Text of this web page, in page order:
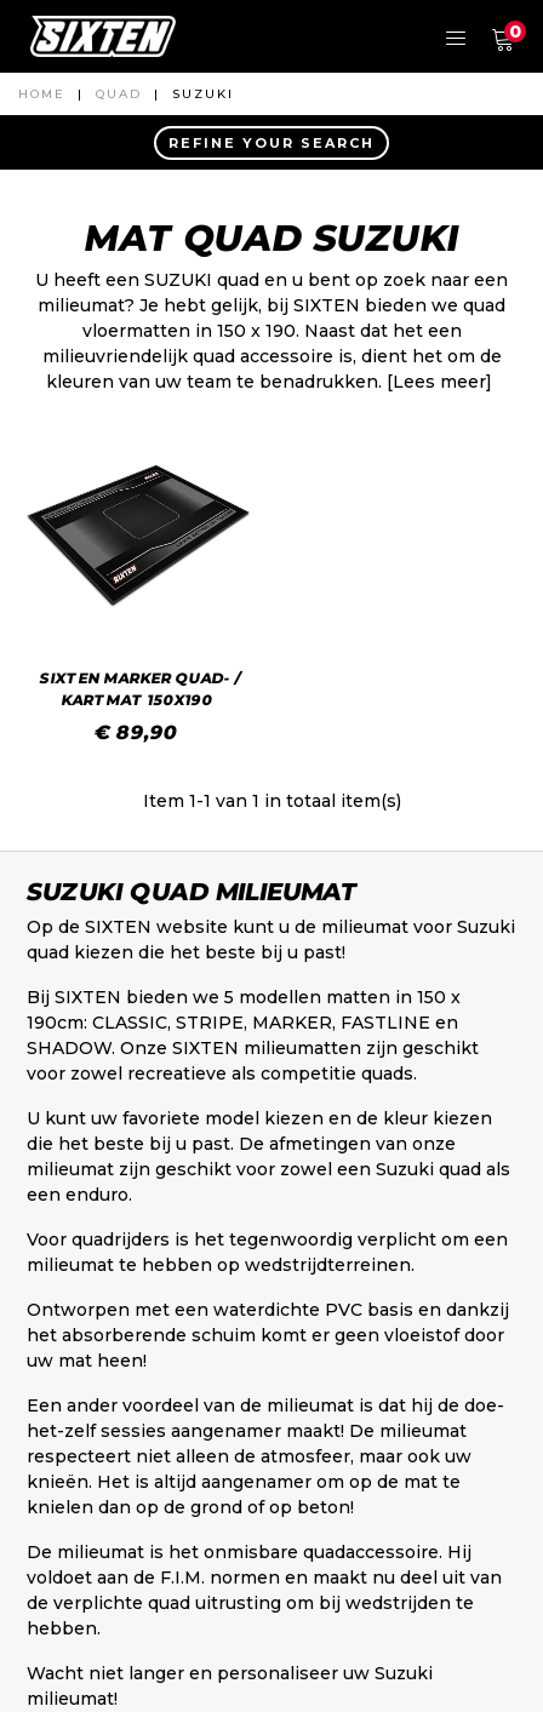
0
HOME | QUAD | SUZUKI
REFINE YOUR SEARCH
MAT QUAD SUZUKI
U heeft een SUZUKI quad en u bent op zoek naar een
milieumat? Je hebt gelijk, bij SIXTEN bieden we quad
vloermatten in 150 x 190. Naast dat het een
milieuvriendelijk quad accessoire is, dient het om de
kleuren van uw team te benadrukken. [Lees meer]
SIXTEN MARKER QUAD- /
KARTMAT 150X190
€ 89,90
Item 1-1 van 1 in totaal item(s)
SUZUKI QUAD MILIEUMAT
Op de SIXTEN website kunt u de milieumat voor Suzuki
quad kiezen die het beste bij u past!
Bij SIXTEN bieden we 5 modellen matten in 150 x
190cm: CLASSIC, STRIPE, MARKER, FASTLINE en
SHADOW. Onze SIXTEN milieumatten zijn geschikt
voor zowel recreatieve als competitie quads.
U kunt uw favoriete model kiezen en de kleur kiezen
die het beste bij u past. De afmetingen van onze
milieumat zijn geschikt voor zowel een Suzuki quad als
een enduro.
Voor quadrijders is het tegenwoordig verplicht om een
milieumat te hebben op wedstrijdterreinen.
Ontworpen met een waterdichte PVC basis en dankzij
het absorberende schuim komt er geen vloeistof door
uw mat heen!
Een ander voordeel van de milieumat is dat hij de doe-
het-zelf sessies aangenamer maakt! De milieumat
respecteert niet alleen de atmosfeer, maar ook uw
knieën. Het is altijd aangenamer om op de mat te
knielen dan op de grond of op beton!
De milieumat is het onmisbare quadaccessoire. Hij
voldoet aan de F.I.M. normen en maakt nu deel uit van
de verplichte quad uitrusting om bij wedstrijden te
hebben.
Wacht niet langer en personaliseer uw Suzuki
milieumat!